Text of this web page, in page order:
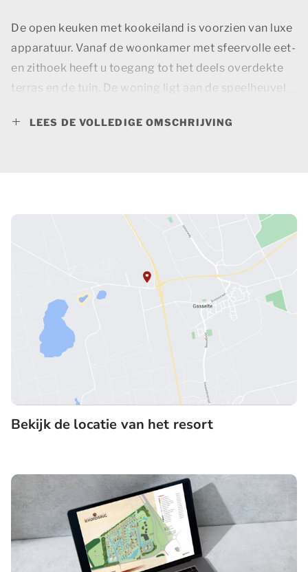
De open keuken met kookeiland is voorzien van luxe
apparatuur. Vanaf de woonkamer met sfeervolle eet-
en zithoek heeft u toegang tot het deels overdekte
terras en de tuin. De woning ligt aan de speelheuvel
vermaken.
van de woning bevindt zich een separaat toilet.
De overige drie slaapkamers bevinden zich op de
eerste verdieping. Hier zijn twee slaapkamers met
twee éénpersoonsbedden. De andere slaapkamer
heeft een bedstee met stapelbed. De badkamer en-
suite op deze verdieping heeft een douche en
wastafel. De andere badkamer grenst aan de gang en
heeft een ligbad, douche, wastafel en een toilet.
Naast de trap bevindt zich een separaat toilet.
Deze woning is uitgevoerd in gevelafwerking B:
natuurlijk bruine houten gevelbekleding en op het
dak zilvergrijze aluminium felsplaten. De Reuzenhert
Kids bevindt zich op kavelnummers 14 en 70.
LEES DE VOLLEDIGE OMSCHRIJVING
Bekijk de locatie van het resort